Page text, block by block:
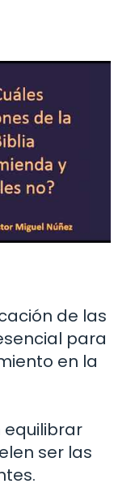
de las
para
en la
equilibrar
ser las